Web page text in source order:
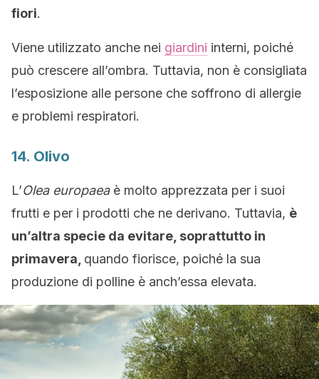
fiori.
Viene utilizzato anche nei giardini interni, poiché
può crescere all’ombra. Tuttavia, non è consigliata
l’esposizione alle persone che soffrono di allergie
e problemi respiratori.
14. Olivo
L’Olea europaea è molto apprezzata per i suoi
frutti e per i prodotti che ne derivano. Tuttavia, è
un’altra specie da evitare, soprattutto in
primavera, quando fiorisce, poiché la sua
produzione di polline è anch’essa elevata.